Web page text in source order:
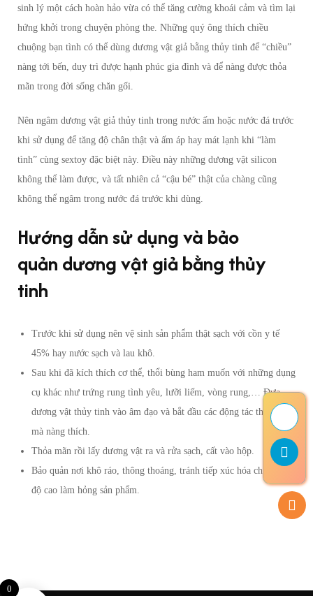
sinh lý một cách hoàn hảo vừa có thể tăng cường khoái cảm và tìm lại
hứng khởi trong chuyện phòng the. Những quý ông thích chiều
chuộng bạn tình có thể dùng dương vật giả bằng thủy tinh để “chiều”
nàng tới bến, duy trì được hạnh phúc gia đình và để nàng được thỏa
mãn trong đời sống chăn gối.
Nên ngâm dương vật giả thủy tinh trong nước ấm hoặc nước đá trước
khi sử dụng để tăng độ chân thật và ấm áp hay mát lạnh khi “làm
tình” cùng sextoy đặc biệt này. Điều này những dương vật silicon
không thể làm được, và tất nhiên cả “cậu bé” thật của chàng cũng
không thể ngâm trong nước đá trước khi dùng.
Hướng dẫn sử dụng và bảo
quản dương vật giả bằng thủy
tinh
Trước khi sử dụng nên vệ sinh sản phẩm thật sạch với cồn y tế
45% hay nước sạch và lau khô.
Sau khi đã kích thích cơ thể, thổi bùng ham muốn với những dụng
cụ khác như trứng rung tình yêu, lưỡi liếm, vòng rung,… Đưa
dương vật thủy tinh vào âm đạo và bắt đầu các động tác thủ dâm
mà nàng thích.
Thỏa mãn rồi lấy dương vật ra và rửa sạch, cất vào hộp.
Bảo quản nơi khô ráo, thông thoáng, tránh tiếp xúc hóa chất, nhiệt
độ cao làm hỏng sản phẩm.
0